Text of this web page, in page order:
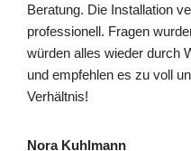
Beratung. Die Installation
professionell. Fragen
würden alles wieder durch
und empfehlen es zu voll
Verhältnis!
Nora Kuhlmann